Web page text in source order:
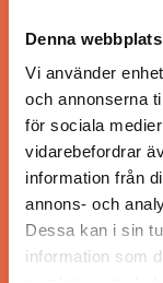
Denna
Vi använder
och annonserna
för sociala
vidarebefordrar
information från
annons- och
Dessa kan i sin
information som